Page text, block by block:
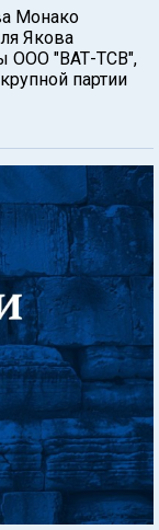
Монако
Якова
ООО "ВАТ-ТСВ",
партии